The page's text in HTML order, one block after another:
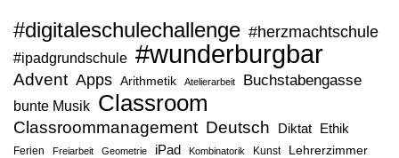
#digitaleschulechallenge #herzmachtschule
#ipadgrundschule #wunderburgbar
Advent Apps Arithmetik Atelierarbeit Buchstabengasse
bunte Musik Classroom
Classroommanagement Deutsch Diktat Ethik
Ferien Freiarbeit Geometrie iPad Kombinatorik Kunst Lehrerzimmer